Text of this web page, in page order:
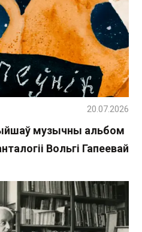
музычны альбом
Вольгі Гапеевай
20.07.2026